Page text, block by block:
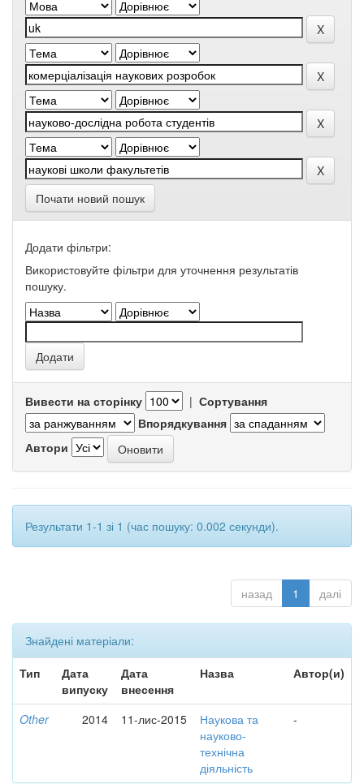
Почати новий пошук
Додати фільтри:
Використовуйте фільтри для уточнення результатів
пошуку.
Вивести на сторінку | Сортування
Впорядкування
Автори
Результати 1-1 зі 1 (час пошуку: 0.002 секунди).
назад 1 далі
Знайдені матеріали:
Тип
Дата
випуску
Дата
внесення
Назва Автор(и)
Other 2014 11-лис-2015
Наукова та
науково-
технічна
діяльність
-